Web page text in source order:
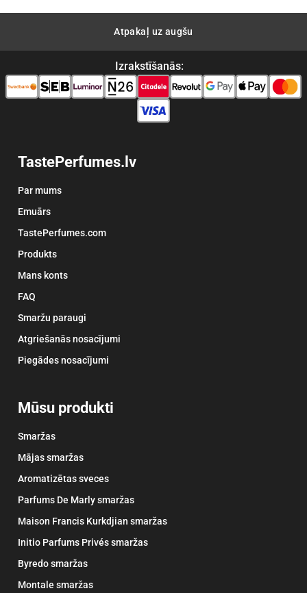
Atpakaļ uz augšu
Izrakstīšanās:
TastePerfumes.lv
Par mums
Emuārs
TastePerfumes.com
Produkts
Mans konts
FAQ
Smaržu paraugi
Atgriešanās nosacījumi
Piegādes nosacījumi
Mūsu produkti
Smaržas
Mājas smaržas
Aromatizētas sveces
Parfums De Marly smaržas
Maison Francis Kurkdjian smaržas
Initio Parfums Privés smaržas
Byredo smaržas
Montale smaržas